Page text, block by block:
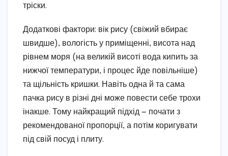
тріски.
Додаткові фактори: вік рису (свіжий вбирає
швидше), вологість у приміщенні, висота над
рівнем моря (на великій висоті вода кипить за
нижчої температури, і процес йде повільніше)
та щільність кришки. Навіть одна й та сама
пачка рису в різні дні може повести себе трохи
інакше. Тому найкращий підхід — почати з
рекомендованої пропорції, а потім коригувати
під свій посуд і плиту.